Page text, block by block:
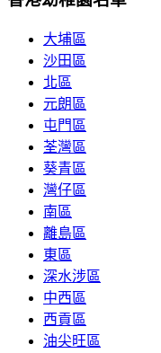
大埔區
沙田區
北區
元朗區
屯門區
荃灣區
葵青區
灣仔區
南區
離島區
東區
深水涉區
中西區
西貢區
油尖旺區